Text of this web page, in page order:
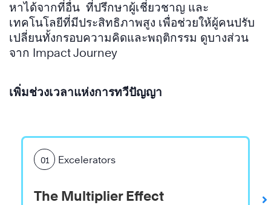
หาได้จากที่อื่น ที่ปรึกษาผู้เชี่ยวชาญ และ
เทคโนโลยีที่มีประสิทธิภาพสูง เพื่อช่วยให้ผู้คนปรับ
เปลี่ยนทั้งกรอบความคิดและพฤติกรรม ดูบางส่วน
จาก Impact Journey
เพิ่มช่วงเวลาแห่งการทวีปัญญา
01 Excelerators
The Multiplier Effect